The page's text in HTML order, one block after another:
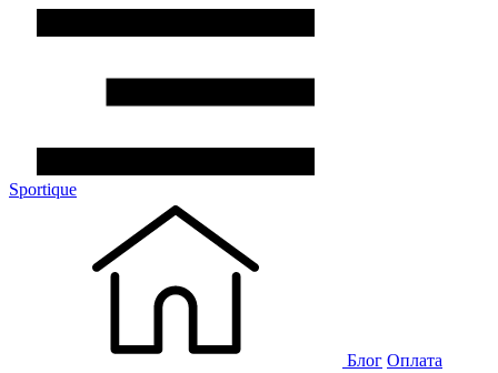
Sportique
Блог Оплата